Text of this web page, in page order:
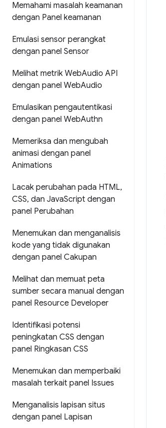
Memahami masalah keamanan
dengan Panel keamanan
Emulasi sensor perangkat
dengan panel Sensor
Melihat metrik WebAudio API
dengan panel WebAudio
Emulasikan pengautentikasi
dengan panel WebAuthn
Memeriksa dan mengubah
animasi dengan panel
Animations
Lacak perubahan pada HTML,
CSS, dan JavaScript dengan
panel Perubahan
Menemukan dan menganalisis
kode yang tidak digunakan
dengan panel Cakupan
Melihat dan memuat peta
sumber secara manual dengan
panel Resource Developer
Identifikasi potensi
peningkatan CSS dengan
panel Ringkasan CSS
Menemukan dan memperbaiki
masalah terkait panel Issues
Menganalisis lapisan situs
dengan panel Lapisan